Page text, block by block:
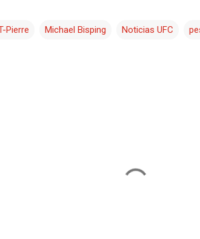
Pierre Michael Bisping Noticias UFC